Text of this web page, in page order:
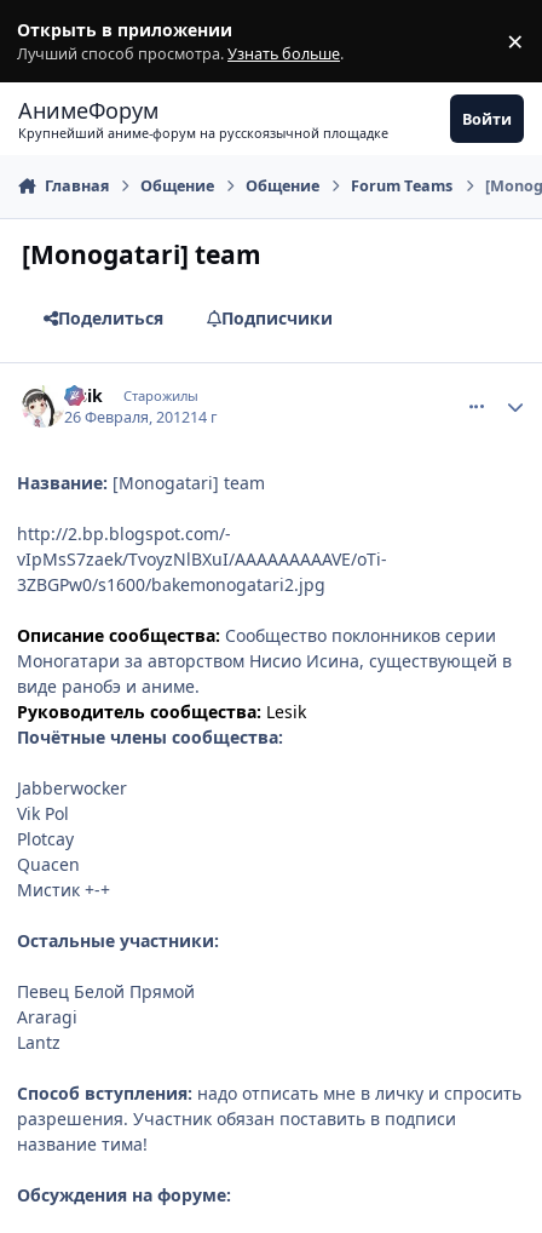
Открыть в приложении
Лучший способ просмотра.Узнать больше. ×
АнимеФорум
Крупнейший аниме-форум на русскоязычной площадке
Войти
Главная Общение Общение Fоrum Tеams
[Monogatari] team
Поделиться Подписчики
lesik Старожилы
26 Февраля, 201214 г
Название: [Monogatari] team
http://2.bp.blogspot.com/-
vIpMsS7zaek/TvoyzNlBXuI/AAAAAAAAAVE/oTi-
3ZBGPw0/s1600/bakemonogatari2.jpg
Описание сообщества: Сообщество поклонников серии
Моногатари за авторством Нисио Исина, существующей в
виде ранобэ и аниме.
Руководитель сообщества: Lesik
Почётные члены сообщества:
Jabberwocker
Vik Pol
Plotcay
Quacen
Мистик +-+
Остальные участники:
Певец Белой Прямой
Araragi
Lantz
Способ вступления: надо отписать мне в личку и спросить
разрешения. Участник обязан поставить в подписи
название тима!
Обсуждения на форуме: